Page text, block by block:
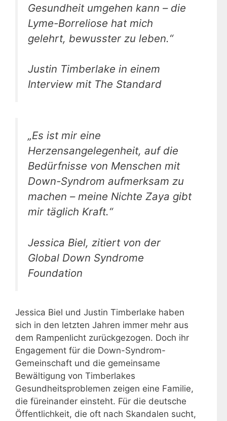
Gesundheit umgehen kann – die
Lyme-Borreliose hat mich
gelehrt, bewusster zu leben.“
Justin Timberlake in einem
Interview mit The Standard
„Es ist mir eine
Herzensangelegenheit, auf die
Bedürfnisse von Menschen mit
Down-Syndrom aufmerksam zu
machen – meine Nichte Zaya gibt
mir täglich Kraft.“
Jessica Biel, zitiert von der
Global Down Syndrome
Foundation
Jessica Biel und Justin Timberlake haben
sich in den letzten Jahren immer mehr aus
dem Rampenlicht zurückgezogen. Doch ihr
Engagement für die Down-Syndrom-
Gemeinschaft und die gemeinsame
Bewältigung von Timberlakes
Gesundheitsproblemen zeigen eine Familie,
die füreinander einsteht. Für die deutsche
Öffentlichkeit, die oft nach Skandalen sucht,